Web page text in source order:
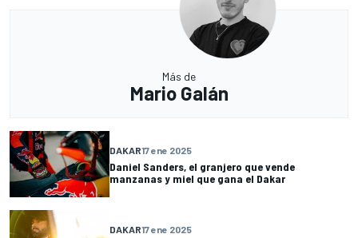
Más de
Mario Galán
DAKAR17 ene 2025
Daniel Sanders, el granjero que vende
manzanas y miel que gana el Dakar
DAKAR17 ene 2025